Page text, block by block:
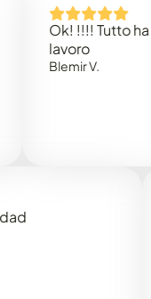
Ok! !!!! Tutto ha reso